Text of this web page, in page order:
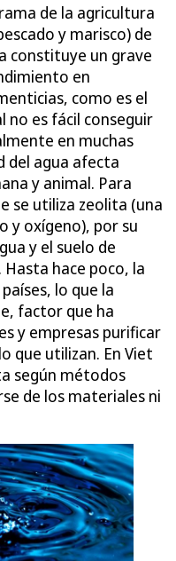
de la agricultura
y marisco) de
constituye un grave
en
como es el
no es fácil conseguir
en muchas
del agua afecta
y animal. Para
se utiliza zeolita (una
y oxígeno), por su
y el suelo de
hace poco, la
lo que la
factor que ha
y empresas purificar
que utilizan. En Viet
según métodos
de los materiales ni